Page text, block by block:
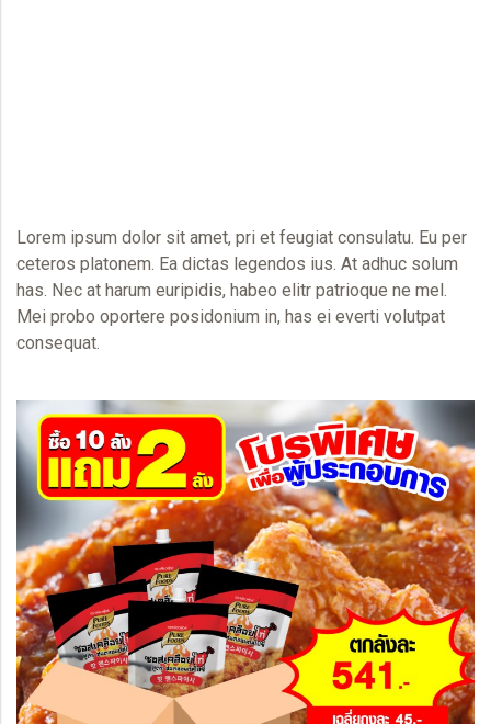
Lorem ipsum dolor sit amet, pri et feugiat consulatu. Eu per
ceteros platonem. Ea dictas legendos ius. At adhuc solum
has. Nec at harum euripidis, habeo elitr patrioque ne mel.
Mei probo oportere posidonium in, has ei everti volutpat
consequat.